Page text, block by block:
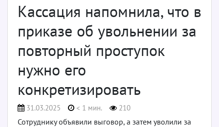
Кассация напомнила, что в
приказе об увольнении за
повторный проступок
нужно его
конкретизировать
31.03.2025 < 1 мин. 210
Сотруднику объявили выговор, а затем уволили за